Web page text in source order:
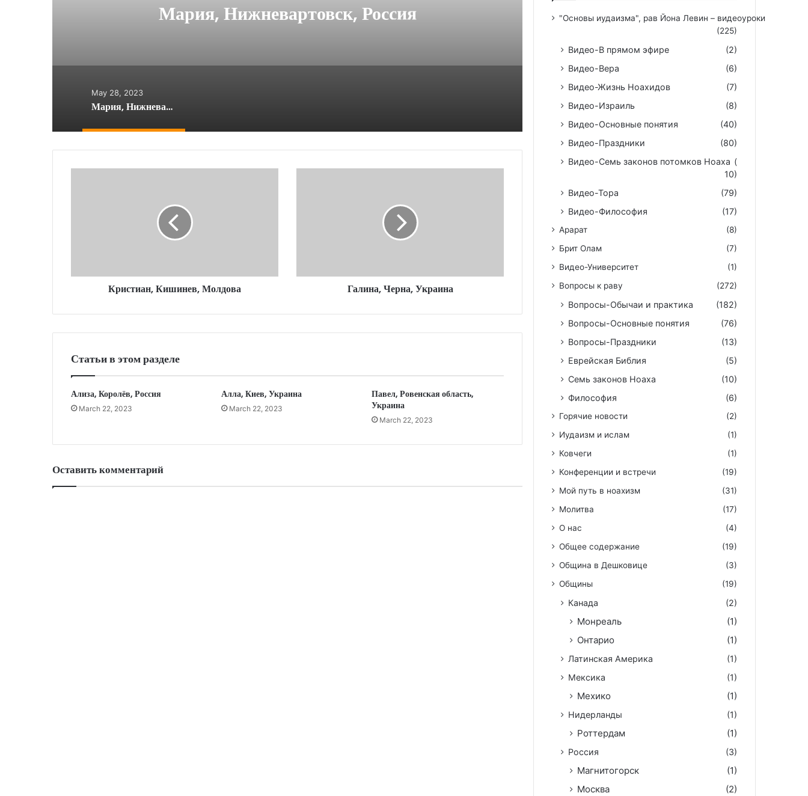
Мария, Нижневартовск, Россия
May 28, 2023
Мария, Нижневартовск, Россия
Кристиан, Кишинев, Молдова Галина, Черна, Украина
Статьи в этом разделе
Ализа, Королёв, Россия
March 22, 2023
Алла, Киев, Украина
March 22, 2023
Павел, Ровенская область,
Украина
March 22, 2023
Оставить комментарий
"Основы иудаизма", рав Йона Левин – видеоуроки
(225)
Видео-В прямом эфире
(2)
Видео-Вера
(6)
Видео-Жизнь Ноахидов
(7)
Видео-Израиль
(8)
Видео-Основные понятия
(40)
Видео-Праздники
(80)
Видео-Семь законов потомков Ноаха (
10)
Видео-Тора
(79)
Видео-Философия
(17)
Арарат
(8)
Брит Олам
(7)
Видео-Университет
(1)
Вопросы к раву
(272)
Вопросы-Обычаи и практика
(182)
Вопросы-Основные понятия
(76)
Вопросы-Праздники
(13)
Еврейская Библия
(5)
Семь законов Ноаха
(10)
Философия
(6)
Горячие новости
(2)
Иудаизм и ислам
(1)
Ковчеги
(1)
Конференции и встречи
(19)
Мой путь в ноахизм
(31)
Молитва
(17)
О нас
(4)
Общее содержание
(19)
Община в Дешковице
(3)
Общины
(19)
Канада (2)
Монреаль
(1)
Онтарио
(1)
Латинская Америка
(1)
Мексика
(1)
Мехико (1)
Нидерланды (1)
Роттердам (1)
Россия (3)
Магнитогорск
(1)
Москва
(2)